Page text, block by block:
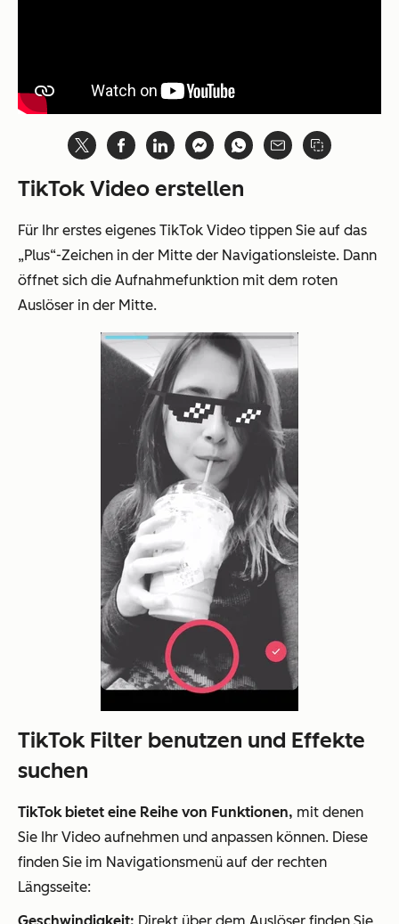
TikTok Video erstellen
Für Ihr erstes eigenes TikTok Video tippen Sie auf das
„Plus“-Zeichen in der Mitte der Navigationsleiste. Dann
öffnet sich die Aufnahmefunktion mit dem roten
Auslöser in der Mitte.
TikTok Filter benutzen und Effekte
suchen
TikTok bietet eine Reihe von Funktionen, mit denen
Sie Ihr Video aufnehmen und anpassen können. Diese
finden Sie im Navigationsmenü auf der rechten
Längsseite: